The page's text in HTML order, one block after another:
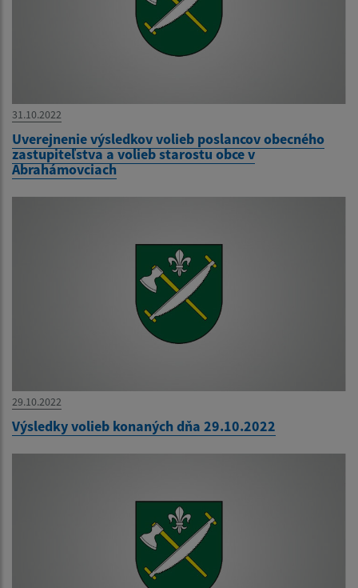
31.10.2022
Uverejnenie výsledkov volieb poslancov obecného
zastupiteľstva a volieb starostu obce v
Abrahámovciach
29.10.2022
Výsledky volieb konaných dňa 29.10.2022